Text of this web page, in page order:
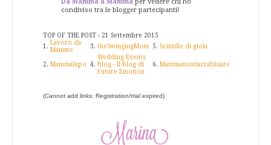
Da Mamma a Mamma per vedere chi ho
condiviso tra le blogger partecipanti!
TOP OF THE POST - 21 Settembre 2015
1.
Lavoro da
Mamme
3. theSwingingMom 5. Scintille di gioia
2. Mammalupo 4.
Wedding Events
Blog - Il Blog di
Future Emotion
6. Mammanontiarrabbiare
(Cannot add links: Registration/trial expired)